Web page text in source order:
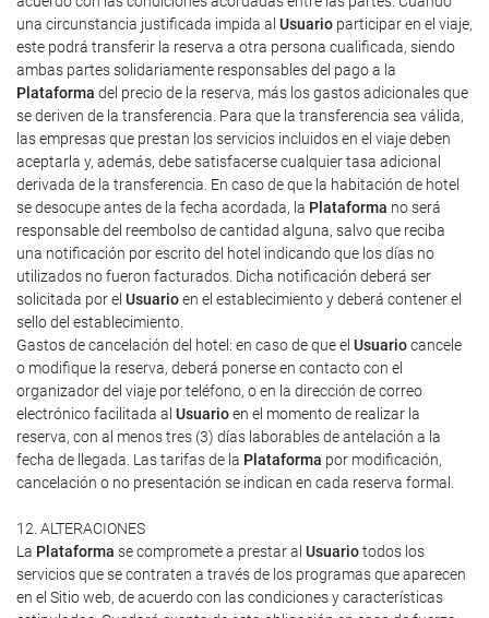
una circunstancia justificada impida al Usuario participar en el viaje,
este podrá transferir la reserva a otra persona cualificada, siendo
ambas partes solidariamente responsables del pago a la
Plataforma del precio de la reserva, más los gastos adicionales que
se deriven de la transferencia. Para que la transferencia sea válida,
las empresas que prestan los servicios incluidos en el viaje deben
aceptarla y, además, debe satisfacerse cualquier tasa adicional
derivada de la transferencia. En caso de que la habitación de hotel
se desocupe antes de la fecha acordada, la Plataforma no será
responsable del reembolso de cantidad alguna, salvo que reciba
una notificación por escrito del hotel indicando que los días no
utilizados no fueron facturados. Dicha notificación deberá ser
solicitada por el Usuarioen el establecimiento y deberá contener el
sello del establecimiento.
Gastos de cancelación del hotel: en caso de que el Usuariocancele
o modifique la reserva, deberá ponerse en contacto con el
organizador del viaje por teléfono, o en la dirección de correo
electrónico facilitada al Usuarioen el momento de realizar la
reserva, con al menos tres (3) días laborables de antelación a la
fecha de llegada. Las tarifas de la Plataforma por modificación,
cancelación o no presentación se indican en cada reserva formal.
12. ALTERACIONES
La Plataforma se compromete a prestar al Usuariotodos los
servicios que se contraten a través de los programas que aparecen
en el Sitio web, de acuerdo con las condiciones y características